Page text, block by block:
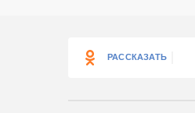
РАССКАЗАТЬ